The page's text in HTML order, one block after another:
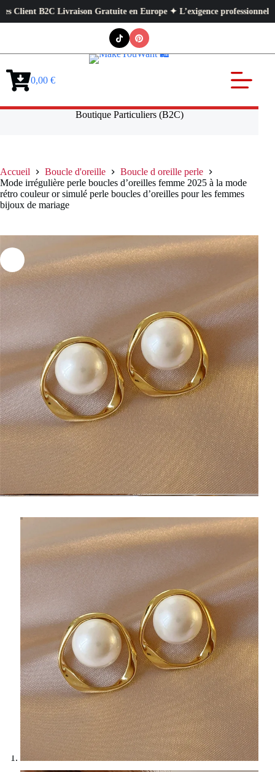
B2C Livraison Gratuite en Europe ✦ L’exigence professionnelle au
Panier0,00 €
Boutique Particuliers (B2C)
Accueil Boucle d'oreille
Boucle d oreille perle
Mode irrégulière perle boucles d’oreilles femme 2025 à la mode
rétro couleur or simulé perle boucles d’oreilles pour les femmes
bijoux de mariage